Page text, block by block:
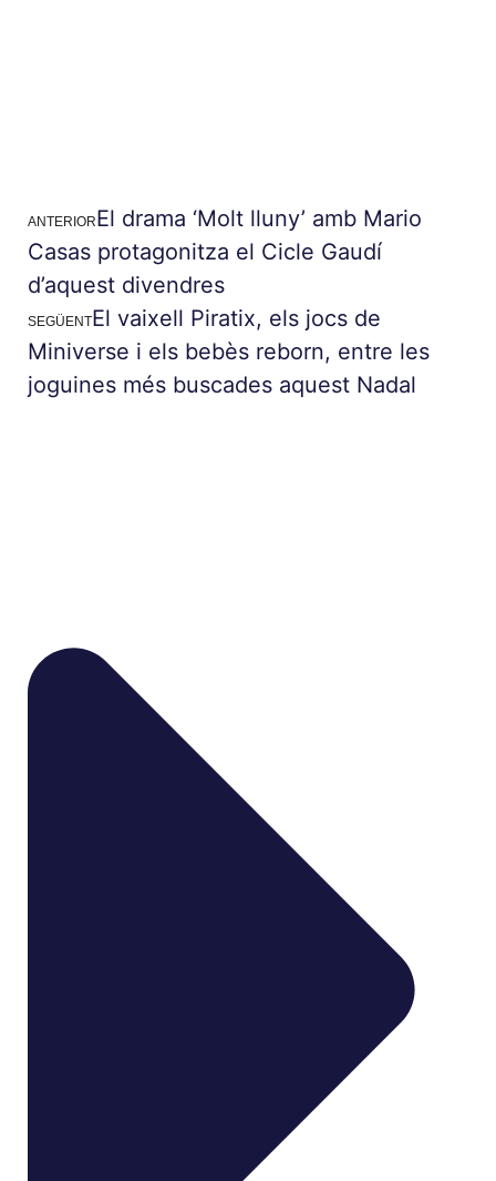
ANTERIOREl drama ‘Molt lluny’ amb Mario
Casas protagonitza el Cicle Gaudí
d’aquest divendres
SEGÜENTEl vaixell Piratix, els jocs de
Miniverse i els bebès reborn, entre les
joguines més buscades aquest Nadal